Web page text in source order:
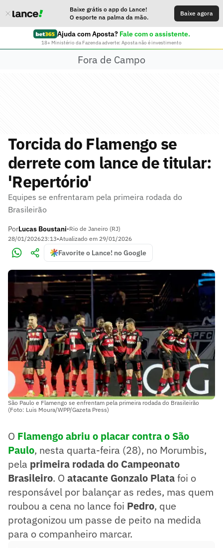
Baixe grátis o app do Lance!
O esporte na palma da mão.
Baixe agora
Ajuda com Aposta? Fale com o assistente.
18+ Ministério da Fazenda adverte: Aposta não é investimento
Fora de Campo
Torcida do Flamengo se
derrete com lance de titular:
'Repertório'
Equipes se enfrentaram pela primeira rodada do
Brasileirão
PorLucas Boustani•Rio de Janeiro (RJ)
28/01/202623:13•Atualizado em 29/01/2026
Favorite o Lance! no Google
São Paulo e Flamengo se enfrentam pela primeira rodada do Brasileirão
(Foto: Luis Moura/WPP/Gazeta Press)
O Flamengo abriu o placar contra o São
Paulo, nesta quarta-feira (28), no Morumbis,
pela primeira rodada do Campeonato
Brasileiro. O atacante Gonzalo Platafoi o
responsável por balançar as redes, mas quem
roubou a cena no lance foi Pedro, que
protagonizou um passe de peito na medida
para o companheiro marcar.